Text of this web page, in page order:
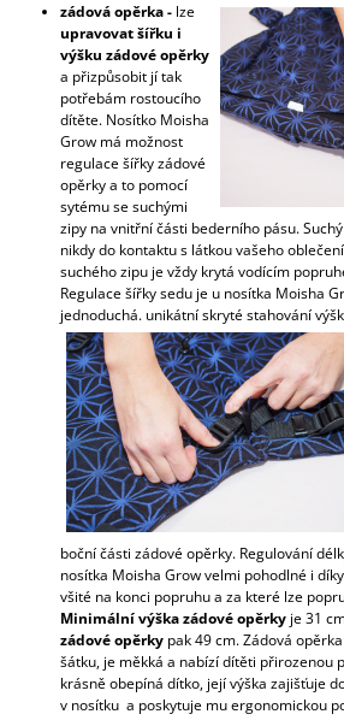
zádová opěrka - lze
upravovat šířku i
výšku zádové opěrky
a přizpůsobit jí tak
potřebám rostoucího
dítěte. Nosítko Moisha
Grow má možnost
regulace šířky zádové
opěrky a to pomocí
sytému se suchými
zipy na vnitřní části bederního pásu.
nikdy do kontaktu s látkou vašeho
suchého zipu je vždy krytá vodícím
Regulace šířky sedu je u nosítka Moisha
jednoduchá. unikátní skryté stahování
boční části zádové opěrky. Regulování
nosítka Moisha Grow velmi pohodlné i
všité na konci popruhu a za které lze
Minimální výška zádové opěrky je 31
zádové opěrky pak 49 cm. Zádová
šátku, je měkká a nabízí dítěti přirozenou
krásně obepíná dítko, její výška zajišťuje
v nosítku a poskytuje mu ergonomickou